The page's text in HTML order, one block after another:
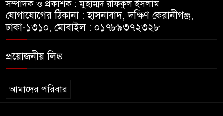
ইসলামপুরে ‘জুলাই গণঅভ্যুত্থান
দিবস উপলক্ষ্যে আলোচনা সভা ও
সংবর্ধনা অনুষ্ঠান অনুষ্ঠিত
সম্পাদক ও প্রকাশক : মুহাম্মদ রফিকুল ইসলাম
যোগাযোগের ঠিকানা : হাসনাবাদ, দক্ষিণ কেরানীগঞ্জ,
ঢাকা-১৩১০, মোবাইল : ০১৭৮৯৩৭২৩২৮
প্রয়োজনীয় লিঙ্ক
আমাদের পরিবার